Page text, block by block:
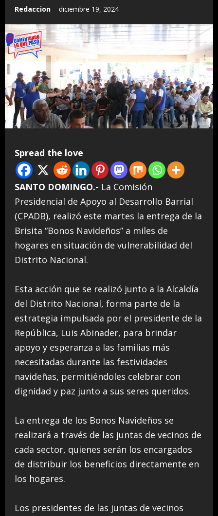
Redaccion diciembre 19, 2024
Spread the love
SANTO DOMINGO.- La Comisión
Presidencial de Apoyo al Desarrollo Barrial
(CPADB), realizó este martes la entrega de la
Brisita “Bonos Navideños” a miles de
hogares en situación de vulnerabilidad del
Distrito Nacional.
Esta acción que se realizó junto a la Alcaldía
del Distrito Nacional, forma parte de la
estrategia impulsada por el presidente de la
República, Luis Abinader, para brindar
apoyo y esperanza a las familias más
necesitadas durante las festividades
navideñas, permitiéndoles celebrar con
dignidad y paz junto a sus seres queridos.
La entrega de los Bonos Navideños se
realizará a través de las juntas de vecinos de
cada sector, quienes serán los encargados
de distribuir los beneficios directamente en
los hogares.
Los presidentes de las juntas de vecinos